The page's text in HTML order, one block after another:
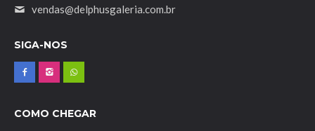
vendas@delphusgaleria.com.br
SIGA-NOS
COMO CHEGAR